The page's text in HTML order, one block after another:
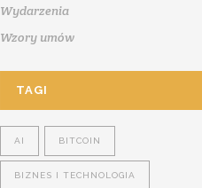
Wydarzenia
Wzory umów
TAGI
AI BITCOIN
BIZNES I TECHNOLOGIA